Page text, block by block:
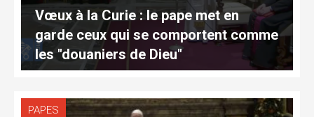
Vœux à la Curie : le pape met en
garde ceux qui se comportent comme
les "douaniers de Dieu"
PAPES